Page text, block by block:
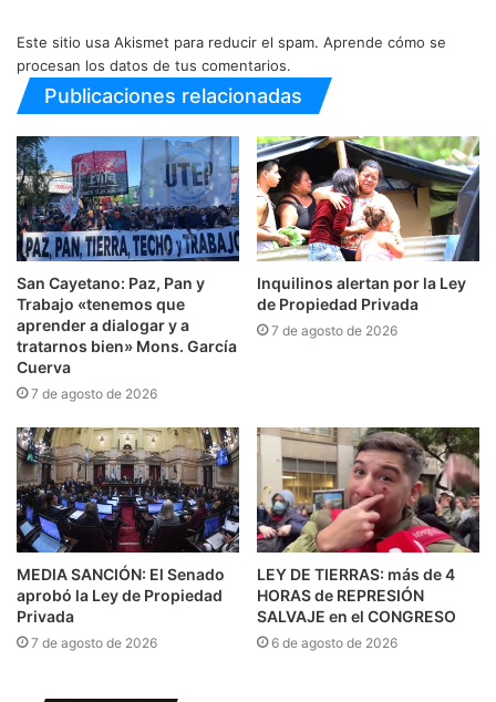
Este sitio usa Akismet para reducir el spam. Aprende cómo se
procesan los datos de tus comentarios.
Publicaciones relacionadas
San Cayetano: Paz, Pan y
Trabajo «tenemos que
aprender a dialogar y a
tratarnos bien» Mons. García
Cuerva
7 de agosto de 2026
Inquilinos alertan por la Ley
de Propiedad Privada
7 de agosto de 2026
MEDIA SANCIÓN: El Senado
aprobó la Ley de Propiedad
Privada
7 de agosto de 2026
LEY DE TIERRAS: más de 4
HORAS de REPRESIÓN
SALVAJE en el CONGRESO
6 de agosto de 2026